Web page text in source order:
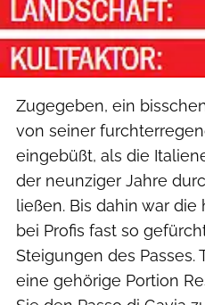
Zugegeben, ein
von seiner
eingebüßt, als die
der neunziger Jahre
ließen. Bis dahin war
bei Profis fast so
Steigungen des Passes.
eine gehörige Portion